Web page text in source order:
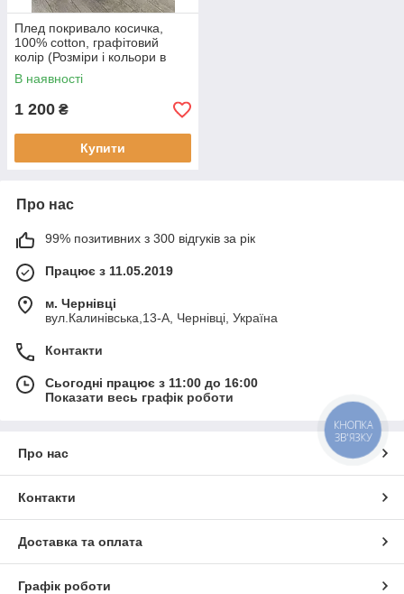
Плед покривало косичка,
100% cotton, графітовий
колір (Розміри і кольори в
асортименті)
В наявності
1 200 ₴
Купити
Про нас
99% позитивних з 300 відгуків за рік
Працює з 11.05.2019
м. Чернівці
вул.Калинівська,13-А, Чернівці, Україна
Контакти
Сьогодні працює з 11:00 до 16:00
Показати весь графік роботи
Про нас
Контакти
Доставка та оплата
Графік роботи
КНОПКА
ЗВ'ЯЗКУ